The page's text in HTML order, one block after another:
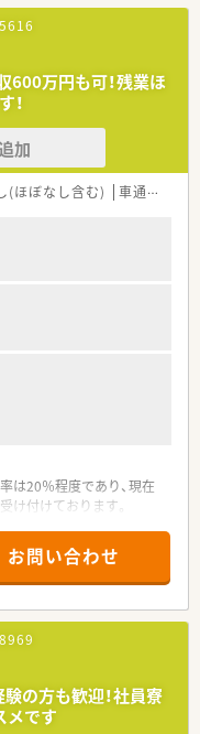
600万円も可！残業ほ
！
加
(ほぼなし含む) 車通勤可
は20％程度であり、現在
付けております。
担も少なめです。
となっており、薬剤師2
可能です。
に伴う欠員補充のため、
募しております。
のある方や未経験の方で
方を歓迎いたします。
コミュニケーションを取
お問い合わせ
の方も歓迎！社員寮
メです